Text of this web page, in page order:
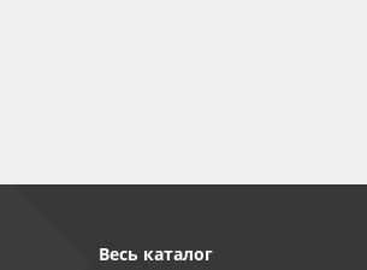
Весь каталог